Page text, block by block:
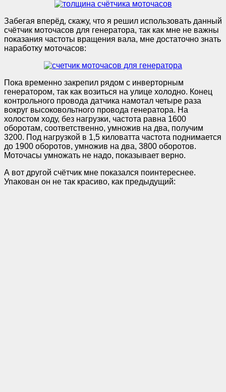
Забегая вперёд, скажу, что я решил использовать данный
счётчик моточасов для генератора, так как мне не важны
показания частоты вращения вала, мне достаточно знать
наработку моточасов:
Пока временно закрепил рядом с инверторным
генератором, так как возиться на улице холодно. Конец
контрольного провода датчика намотал четыре раза
вокруг высоковольтного провода генератора. На
холостом ходу, без нагрузки, частота равна 1600
оборотам, соответственно, умножив на два, получим
3200. Под нагрузкой в 1,5 киловатта частота поднимается
до 1900 оборотов, умножив на два, 3800 оборотов.
Моточасы умножать не надо, показывает верно.
А вот другой счётчик мне показался поинтереснее.
Упакован он не так красиво, как предыдущий: